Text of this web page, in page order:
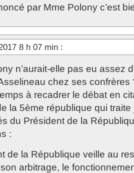
par Mme Polony c’est
8 h 07 min :
n’aurait-elle pas eu assez
chez ses confrères
à recadrer le débat en
la 5ème république qui
du Président de la
:
de la République veille au
arbitrage, le